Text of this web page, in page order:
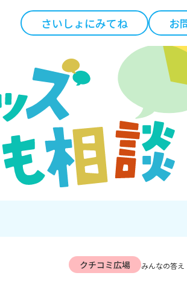
さいしょにみてね お
クチコミ広場 みんなの答え